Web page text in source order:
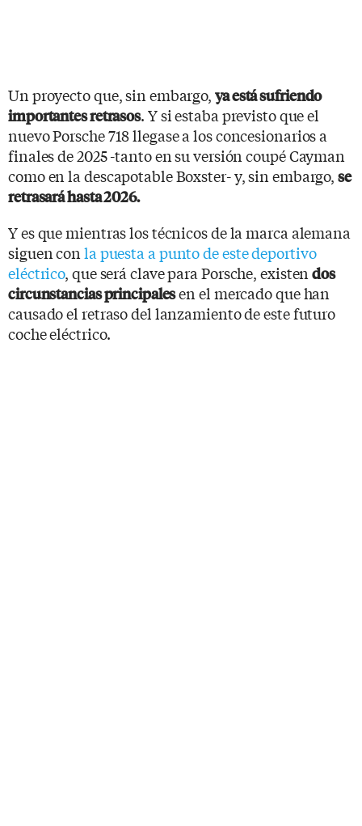
Un proyecto que, sin embargo, ya está sufriendo
importantes retrasos. Y si estaba previsto que el
nuevo Porsche 718 llegase a los concesionarios a
finales de 2025 -tanto en su versión coupé Cayman
como en la descapotable Boxster- y, sin embargo,se
retrasará hasta 2026.
Y es que mientras los técnicos de la marca alemana
siguen conla puesta a punto de este deportivo
eléctrico, que será clave para Porsche, existendos
circunstancias principalesen el mercado que han
causado el retraso del lanzamiento de este futuro
coche eléctrico.